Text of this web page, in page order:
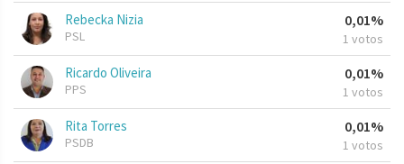
Rebecka Nizia
PSL
0,01%
1 votos
Ricardo Oliveira
PPS
0,01%
1 votos
Rita Torres
PSDB
0,01%
1 votos